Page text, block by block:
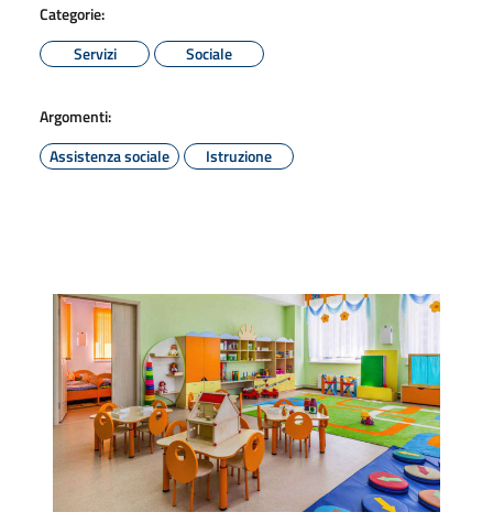
Categorie:
Servizi
Sociale
Argomenti:
Assistenza sociale
Istruzione